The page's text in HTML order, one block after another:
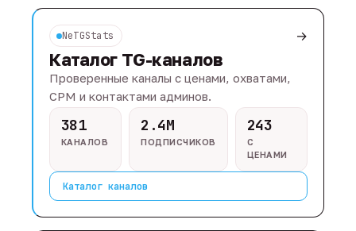
NeTGStats →
Каталог TG-каналов
Проверенные каналы с ценами, охватами,
CPM и контактами админов.
381
КАНАЛОВ
2.4M
ПОДПИСЧИКОВ
243
С
ЦЕНАМИ
Каталог каналов